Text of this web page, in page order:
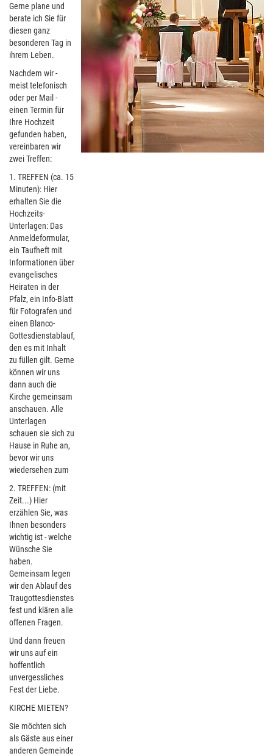
Gerne plane und
berate ich Sie für
diesen ganz
besonderen Tag in
ihrem Leben.
Nachdem wir -
meist telefonisch
oder per Mail -
einen Termin für
Ihre Hochzeit
gefunden haben,
vereinbaren wir
zwei Treffen:
1. TREFFEN (ca. 15
Minuten): Hier
erhalten Sie die
Hochzeits-
Unterlagen: Das
Anmeldeformular,
ein Taufheft mit
Informationen über
evangelisches
Heiraten in der
Pfalz, ein Info-Blatt
für Fotografen und
einen Blanco-
Gottesdienstablauf,
den es mit Inhalt
zu füllen gilt. Gerne
können wir uns
dann auch die
Kirche gemeinsam
anschauen. Alle
Unterlagen
schauen sie sich zu
Hause in Ruhe an,
bevor wir uns
wiedersehen zum
2. TREFFEN: (mit
Zeit...) Hier
erzählen Sie, was
Ihnen besonders
wichtig ist - welche
Wünsche Sie
haben.
Gemeinsam legen
wir den Ablauf des
Traugottesdienstes
fest und klären alle
offenen Fragen.
Und dann freuen
wir uns auf ein
hoffentlich
unvergessliches
Fest der Liebe.
KIRCHE MIETEN?
Sie möchten sich
als Gäste aus einer
anderen Gemeinde